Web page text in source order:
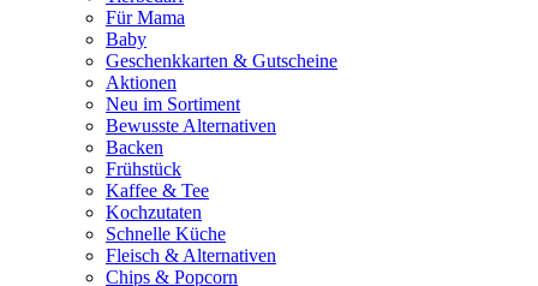
Für Mama
Baby
Geschenkkarten & Gutscheine
Aktionen
Neu im Sortiment
Bewusste Alternativen
Backen
Frühstück
Kaffee & Tee
Kochzutaten
Schnelle Küche
Fleisch & Alternativen
Chips & Popcorn